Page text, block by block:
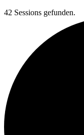
42 Sessions gefunden.